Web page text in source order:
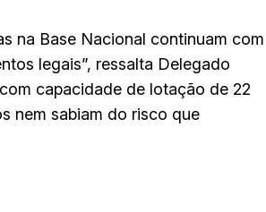
na Base Nacional continuam com
legais”, ressalta Delegado
capacidade de lotação de 22
nem sabiam do risco que